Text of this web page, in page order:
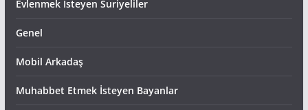
Evlenmek İsteyen Suriyeliler
Genel
Mobil Arkadaş
Muhabbet Etmek İsteyen Bayanlar